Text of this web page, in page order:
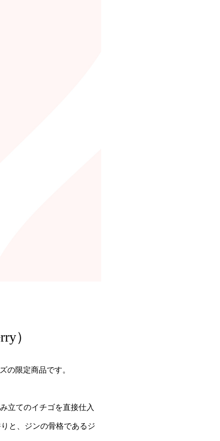
）
の限定商品です。
立てのイチゴを直接仕入
と、ジンの骨格であるジ